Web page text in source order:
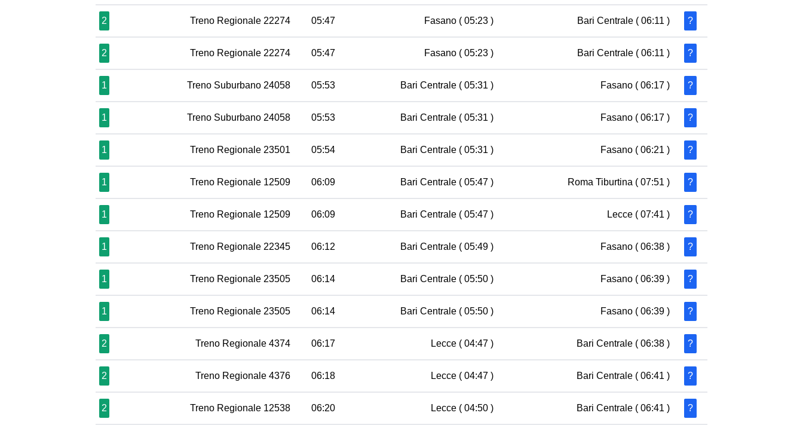
2 Treno Regionale 22274 05:47 Fasano ( 05:23 ) Bari Centrale ( 06:11 ) ?
2 Treno Regionale 22274 05:47 Fasano ( 05:23 ) Bari Centrale ( 06:11 ) ?
1 Treno Suburbano 24058 05:53 Bari Centrale ( 05:31 ) Fasano ( 06:17 ) ?
1 Treno Suburbano 24058 05:53 Bari Centrale ( 05:31 ) Fasano ( 06:17 ) ?
1 Treno Regionale 23501 05:54 Bari Centrale ( 05:31 ) Fasano ( 06:21 ) ?
1 Treno Regionale 12509 06:09 Bari Centrale ( 05:47 ) Roma Tiburtina ( 07:51 ) ?
1 Treno Regionale 12509 06:09 Bari Centrale ( 05:47 ) Lecce ( 07:41 ) ?
1 Treno Regionale 22345 06:12 Bari Centrale ( 05:49 ) Fasano ( 06:38 ) ?
1 Treno Regionale 23505 06:14 Bari Centrale ( 05:50 ) Fasano ( 06:39 ) ?
1 Treno Regionale 23505 06:14 Bari Centrale ( 05:50 ) Fasano ( 06:39 ) ?
2 Treno Regionale 4374 06:17 Lecce ( 04:47 ) Bari Centrale ( 06:38 ) ?
2 Treno Regionale 4376 06:18 Lecce ( 04:47 ) Bari Centrale ( 06:41 ) ?
2 Treno Regionale 12538 06:20 Lecce ( 04:50 ) Bari Centrale ( 06:41 ) ?